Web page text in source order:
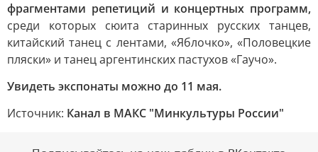
фрагментами репетиций и концертных программ,
среди которых сюита старинных русских танцев,
китайский танец с лентами, «Яблочко», «Половецкие
пляски» и танец аргентинских пастухов «Гаучо».
Увидеть экспонаты можно до 11 мая.
Источник: Канал в МАКС "Минкультуры России"